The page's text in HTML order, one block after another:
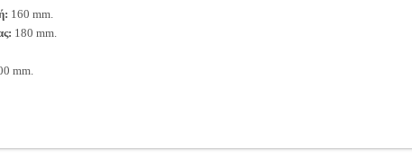
160 mm.
180 mm.
mm.